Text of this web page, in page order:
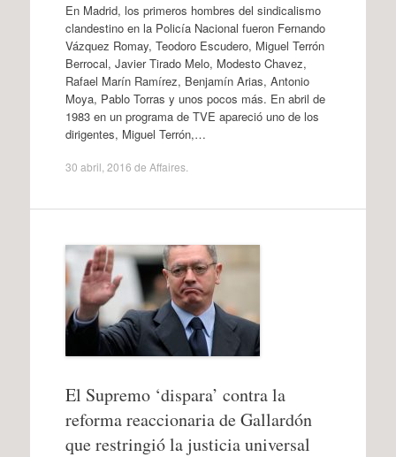
En Madrid, los primeros hombres del sindicalismo
clandestino en la Policía Nacional fueron Fernando
Vázquez Romay, Teodoro Escudero, Miguel Terrón
Berrocal, Javier Tirado Melo, Modesto Chavez,
Rafael Marín Ramírez, Benjamín Arias, Antonio
Moya, Pablo Torras y unos pocos más. En abril de
1983 en un programa de TVE apareció uno de los
dirigentes, Miguel Terrón,…
30 abril, 2016 de Affaires.
El Supremo ‘dispara’ contra la
reforma reaccionaria de Gallardón
que restringió la justicia universal